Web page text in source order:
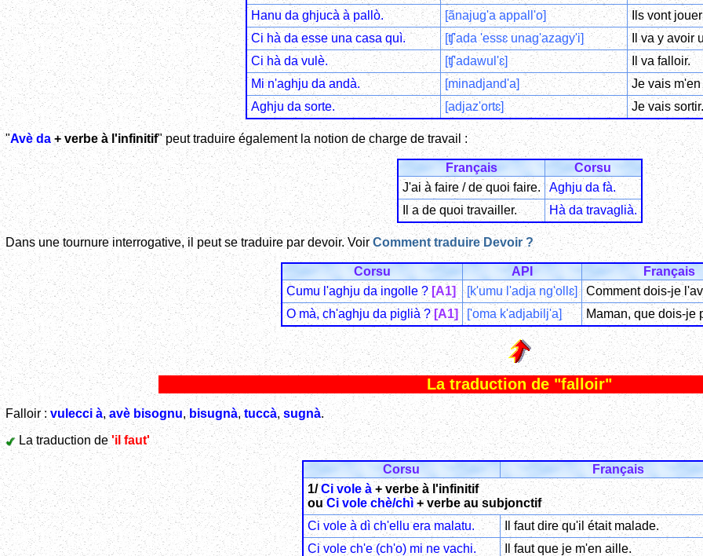
Hanu da ghjucà à pallò.
[ãnajug'a appall'o]
Ils vont
Ci hà da esse una casa quì.
[ʧ'ada 'essɛ unag'azagy'i]
Il va y avoir
Ci hà da vulè.
[ʧ'adawul'ɛ]
Il va falloir.
Mi n'aghju da andà.
[minadjand'a]
Je vais m'en
Aghju da sorte.
[adjaz'ortɛ] Je vais sortir.
"Avè da + verbe à l'infinitif" peut traduire également la notion de charge de travail :
Français
Corsu
J'ai à faire / de quoi faire.
Aghju da fà.
Il a de quoi travailler.
Hà da travaglià.
Dans une tournure interrogative, il peut se traduire par devoir. VoirComment traduire Devoir ?
Corsu API
Français
Cumu l'aghju da ingolle ? [A1] [k'umu l'adja ng'ollɛ]
Comment dois-je
O mà, ch'aghju da piglià ?[A1] ['oma k'adjabilj'a] Maman, que dois-je
La traduction de "falloir"
Falloir : vulecci à, avè bisognu, bisugnà,tuccà, sugnà.
La traduction de'il faut'
Corsu
Français
1/Ci vole à+ verbe à l'infinitif
ouCi vole chè/chì+ verbe au subjonctif
Ci vole à dì ch'ellu era malatu.
Il faut dire qu'il était malade.
Ci vole ch'e (ch'o) mi ne vachi.
Il faut que je m'en aille.